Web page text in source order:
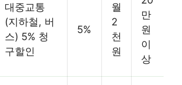
대중교통
(지하철, 버
스) 5% 청
구할인
5%
월
2
천
원
만
원
이
상